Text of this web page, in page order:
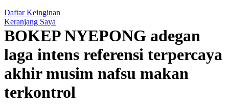
Philips Avent
Pigeon
Ponycycle
Puma
Daftar Keinginan
Keranjang Saya
BOKEP NYEPONG adegan
laga intens referensi terpercaya
akhir musim nafsu makan
terkontrol